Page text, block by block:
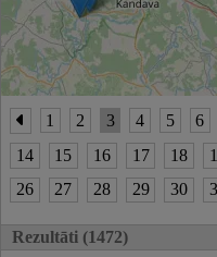
1 2 3 4 5 6
14
15 16 17 18
26
27 28 29 30
Rezultāti (1472)